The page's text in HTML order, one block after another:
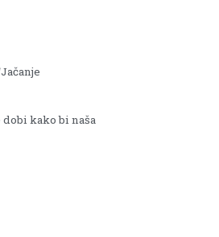
kako bi naša